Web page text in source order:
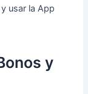
usar la App
y